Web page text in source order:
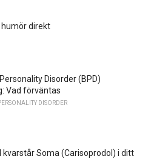
humör direkt
Disorder (BPD)
Vad förväntas
DISORDER
kvarstår Soma (Carisoprodol) i ditt